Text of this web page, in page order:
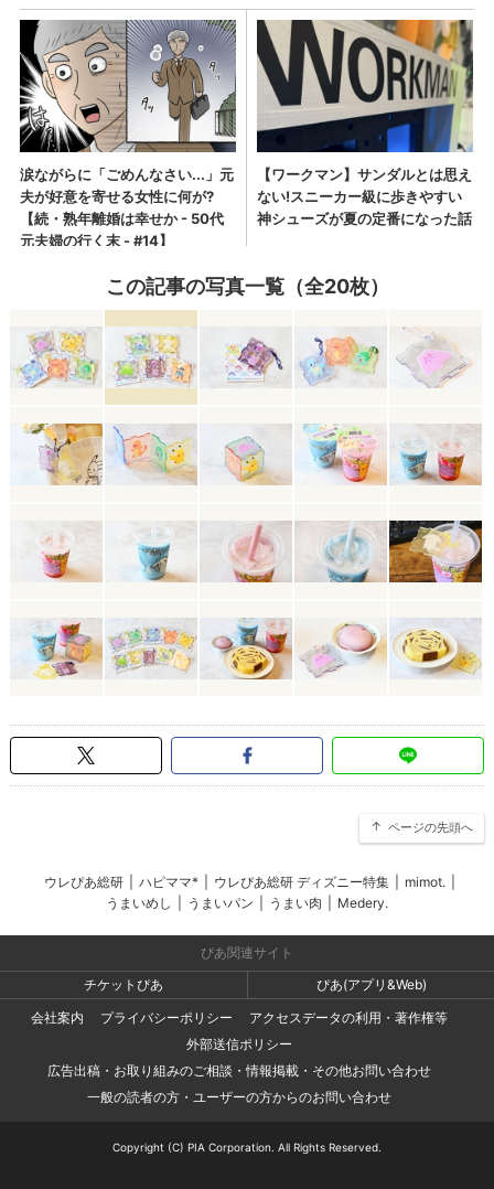
この記事の写真一覧（全20枚）
ページの先頭へ
ウレぴあ総研 ハピママ* ウレぴあ総研 ディズニー特集 mimot.
うまいめし
うまいパン うまい肉 Medery.
ぴあ関連サイト
チケットぴあ
ぴあ(アプリ&Web)
会社案内
プライバシーポリシー
アクセスデータの利用・著作権等
外部送信ポリシー
広告出稿・お取り組みのご相談・情報掲載・その他お問い合わせ
一般の読者の方・ユーザーの方からのお問い合わせ
Copyright (C) PIA Corporation. All Rights Reserved.